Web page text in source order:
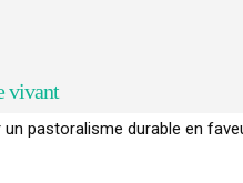
vivant
un pastoralisme durable en